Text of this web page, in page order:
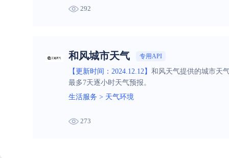
292
和风城市天气 专用API
【更新时间：2024.12.12】 和风天气提供的城市天
最多7天逐小时天气预报。
生活服务 > 天气环境
273